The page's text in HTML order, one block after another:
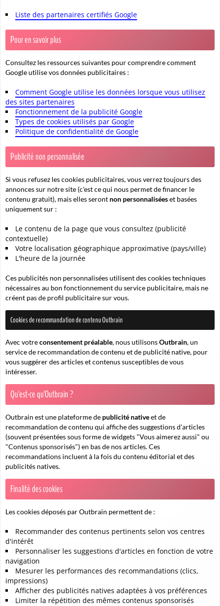
Liste des partenaires certifiés Google
Pour en savoir plus
Consultez les ressources suivantes pour comprendre comment
Google utilise vos données publicitaires :
Comment Google utilise les données lorsque vous utilisez
des sites partenaires
Fonctionnement de la publicité Google
Types de cookies utilisés par Google
Politique de confidentialité de Google
Publicité non personnalisée
Si vous refusez les cookies publicitaires, vous verrez toujours des
annonces sur notre site (c'est ce qui nous permet de financer le
contenu gratuit), mais elles seront non personnaliséeset basées
uniquement sur :
Le contenu de la page que vous consultez (publicité
contextuelle)
Votre localisation géographique approximative (pays/ville)
L'heure de la journée
Ces publicités non personnalisées utilisent des cookies techniques
nécessaires au bon fonctionnement du service publicitaire, mais ne
créent pas de profil publicitaire sur vous.
Cookies de recommandation de contenu Outbrain
Avec votreconsentement préalable, nous utilisonsOutbrain, un
service de recommandation de contenu et de publicité native, pour
vous suggérer des articles et contenus susceptibles de vous
intéresser.
Qu'est-ce qu'Outbrain ?
Outbrain est une plateforme de publicité nativeet de
recommandation de contenu qui affiche des suggestions d'articles
(souvent présentées sous forme de widgets "Vous aimerez aussi" ou
"Contenus sponsorisés") en bas de nos articles. Ces
recommandations incluent à la fois du contenu éditorial et des
publicités natives.
Finalité des cookies
Les cookies déposés par Outbrain permettent de :
Recommander des contenus pertinents selon vos centres
d'intérêt
Personnaliser les suggestions d'articles en fonction de votre
navigation
Mesurer les performances des recommandations (clics,
impressions)
Afficher des publicités natives adaptées à vos préférences
Limiter la répétition des mêmes contenus sponsorisés